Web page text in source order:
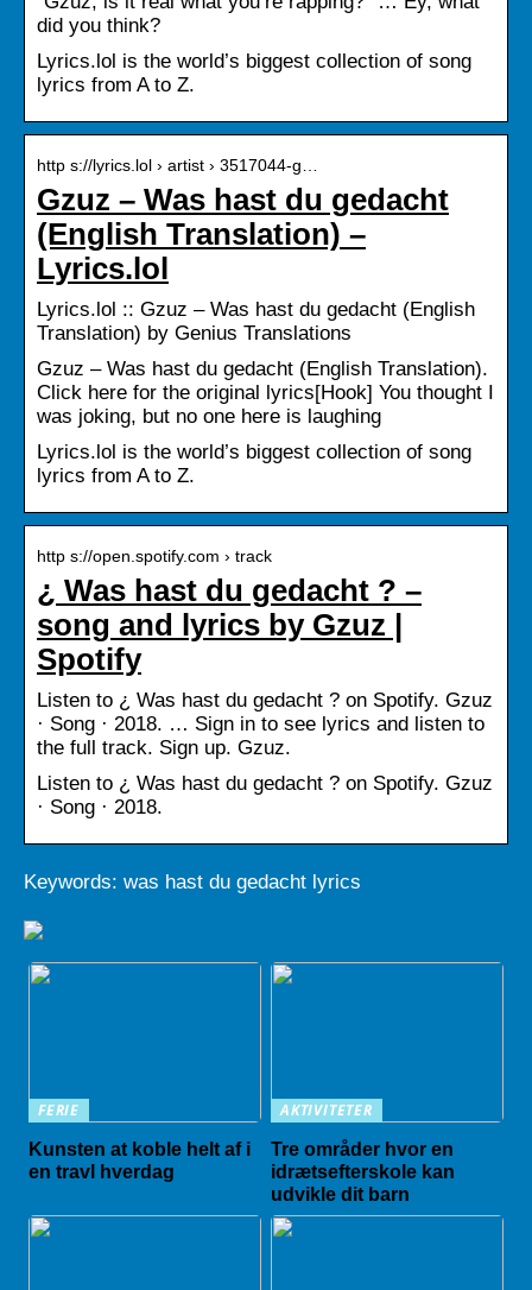
did you think?
Lyrics.lol is the world’s biggest collection of song
lyrics from A to Z.
http s://lyrics.lol › artist › 3517044-g…
Gzuz – Was hast du gedacht
(English Translation) –
Lyrics.lol
Lyrics.lol :: Gzuz – Was hast du gedacht (English
Translation) by Genius Translations
Gzuz – Was hast du gedacht (English Translation).
Click here for the original lyrics[Hook] You thought I
was joking, but no one here is laughing
Lyrics.lol is the world’s biggest collection of song
lyrics from A to Z.
http s://open.spotify.com › track
¿ Was hast du gedacht ? –
song and lyrics by Gzuz |
Spotify
Listen to ¿ Was hast du gedacht ? on Spotify. Gzuz
· Song · 2018. … Sign in to see lyrics and listen to
the full track. Sign up. Gzuz.
Listen to ¿ Was hast du gedacht ? on Spotify. Gzuz
· Song · 2018.
Keywords: was hast du gedacht lyrics
FERIE
Kunsten at koble helt af i
en travl hverdag
AKTIVITETER
Tre områder hvor en
idrætsefterskole kan
udvikle dit barn